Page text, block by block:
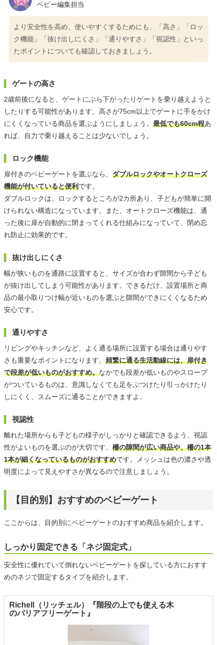
ベビー編集担当
より安全性を高め、使いやすくするためにも、「高さ」「ロッ
ク機能」「抜け出しにくさ」「通りやすさ」「視認性」といっ
たポイントについても確認しておきましょう。
ゲートの高さ
2歳前後になると、ゲートにぶら下がったりゲートを乗り越えようと
したりする可能性があります。高さが75cm以上でゲートに手をかけ
にくくなっている商品を選ぶようにしましょう。 最低でも60cm程あ
れば、自力で乗り越えることは少ないでしょう。
ロック機能
扉付きのベビーゲートを選ぶなら、 ダブルロックやオートクローズ
機能が付いていると便利です。
ダブルロックは、ロックするところが2カ所あり、子どもが簡単に開
けられない構造になっています。また、オートクローズ機能は、通
った後に扉が自動的に閉まってくれる仕組みになっていて、閉め忘
れ防止に効果的です。
抜け出しにくさ
幅が狭いものを通路に設置すると、サイズが合わず隙間から子ども
が抜け出してしまう可能性があります。できるだけ、設置場所と商
品の最小取りつけ幅が近いものを選ぶと隙間ができにくくなるため
安心です。
通りやすさ
リビングやキッチンなど、よく通る場所に設置する場合は通りやす
さも重要なポイントになります。 頻繁に通る生活動線には、扉付き
で段差が低いものがおすすめ。なかでも段差が低いものやスロープ
がついているものは、意識しなくても足をぶつけたり引っかけたり
しにくく、スムーズに通ることができますよ。
視認性
離れた場所からも子どもの様子がしっかりと確認できるよう、視認
性がよいものを選ぶのが大切です。 柵の隙間が広い商品や、柵の1本
1本が細くなっているものがおすすめです。メッシュは色の濃さや透
明度によって見えやすさが異なるので注意しましょう。
【目的別】おすすめのベビーゲート
ここからは、目的別にベビーゲートのおすすめ商品を紹介します。
しっかり固定できる「ネジ固定式」
安全性に優れていて倒れないベビーゲートを探している方におすす
めのネジで固定するタイプを紹介します。
Richell（リッチェル）『階段の上でも使える木
のバリアフリーゲート』